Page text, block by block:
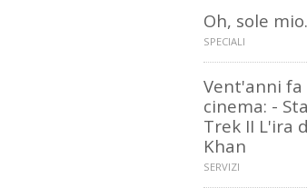
Oh, sole
SPECIALI
Vent'anni fa
cinema: -
Trek II L'ira
Khan
SERVIZI